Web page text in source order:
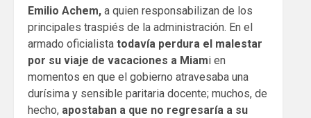
Emilio Achem, a quien responsabilizan de los
principales traspiés de la administración. En el
armado oficialista todavía perdura el malestar
por su viaje de vacaciones a Miami en
momentos en que el gobierno atravesaba una
durísima y sensible paritaria docente; muchos, de
hecho, apostaban a que no regresaría a su